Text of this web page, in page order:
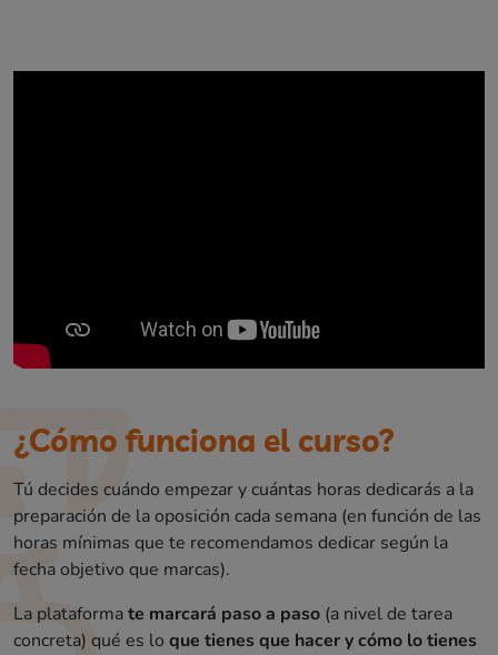
¿Cómo funciona el curso?
Tú decides cuándo empezar y cuántas horas dedicarás a la
preparación de la oposición cada semana (en función de las
horas mínimas que te recomendamos dedicar según la
fecha objetivo que marcas).
La plataformate marcará paso a paso (a nivel de tarea
concreta) qué es lo que tienes que hacer y cómo lo tienes